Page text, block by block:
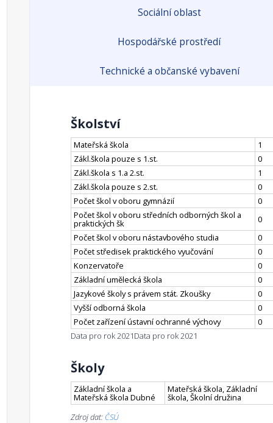
Sociální oblast
Hospodářské prostředí
Technické a občanské vybavení
Školství
Mateřská škola
1
Zákl.škola pouze s 1.st.
0
Zákl.škola s 1.a 2.st.
1
Zákl.škola pouze s 2.st.
0
Počet škol v oboru gymnázií
0
Počet škol v oboru středních odborných škol a
praktických šk
0
Počet škol v oboru nástavbového studia
0
Počet středisek praktického vyučování
0
Konzervatoře
0
Základní umělecká škola
0
Jazykové školy s právem stát. Zkoušky
0
Vyšší odborná škola
0
Počet zařízení ústavní ochranné výchovy
0
Data pro rok 2021Data pro rok 2021
Školy
Základní škola a
Mateřská škola Dubné
Mateřská škola, Základní
škola, Školní družina
Zdroj dat: ČSÚ